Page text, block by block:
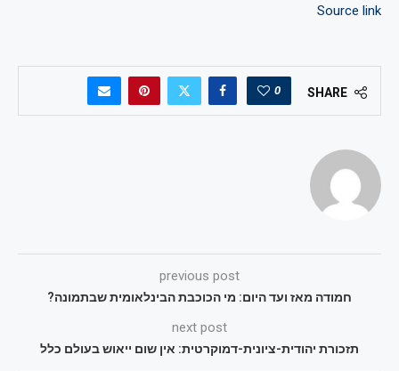
Source link
SHARE
0
previous post
חמודה מאז ועד היום: מי הכוכבת הבינלאומית שבתמונה?
next post
תזכורת יהודית-ציונית-דמוקרטית: אין שום ייאוש בעולם כלל